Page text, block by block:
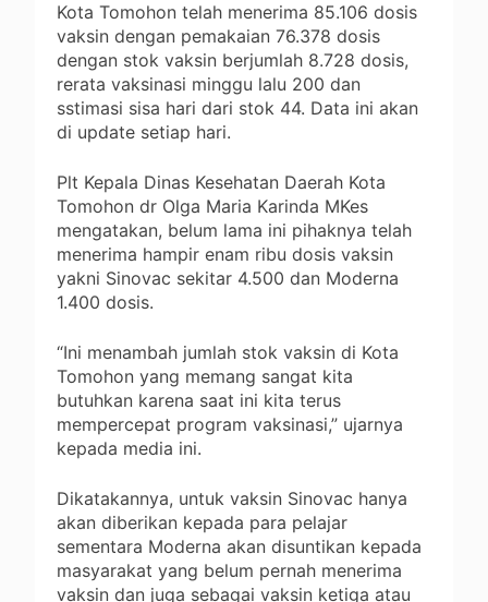
Kota Tomohon telah menerima 85.106 dosis
vaksin dengan pemakaian 76.378 dosis
dengan stok vaksin berjumlah 8.728 dosis,
rerata vaksinasi minggu lalu 200 dan
sstimasi sisa hari dari stok 44. Data ini akan
di update setiap hari.
Plt Kepala Dinas Kesehatan Daerah Kota
Tomohon dr Olga Maria Karinda MKes
mengatakan, belum lama ini pihaknya telah
menerima hampir enam ribu dosis vaksin
yakni Sinovac sekitar 4.500 dan Moderna
1.400 dosis.
“Ini menambah jumlah stok vaksin di Kota
Tomohon yang memang sangat kita
butuhkan karena saat ini kita terus
mempercepat program vaksinasi,” ujarnya
kepada media ini.
Dikatakannya, untuk vaksin Sinovac hanya
akan diberikan kepada para pelajar
sementara Moderna akan disuntikan kepada
masyarakat yang belum pernah menerima
vaksin dan juga sebagai vaksin ketiga atau